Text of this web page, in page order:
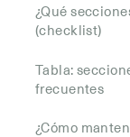
¿Qué
(checklist)
Tabla:
frecuentes
¿Cómo